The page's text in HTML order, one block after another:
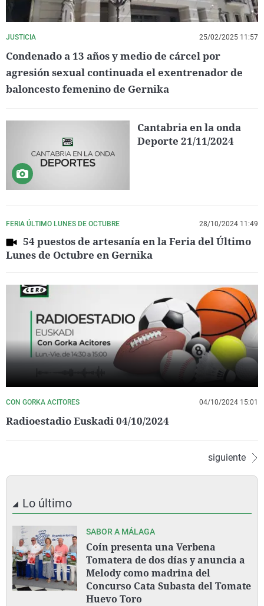
JUSTICIA 25/02/2025 11:57
Condenado a 13 años y medio de cárcel por
agresión sexual continuada el exentrenador de
baloncesto femenino de Gernika
Cantabria en la onda
Deporte 21/11/2024
FERIA ÚLTIMO LUNES DE OCTUBRE 28/10/2024 11:49
54 puestos de artesanía en la Feria del Último
Lunes de Octubre en Gernika
CON GORKA ACITORES 04/10/2024 15:01
Radioestadio Euskadi 04/10/2024
siguiente
Lo último
SABOR A MÁLAGA
Coín presenta una Verbena
Tomatera de dos días y anuncia a
Melody como madrina del
Concurso Cata Subasta del Tomate
Huevo Toro